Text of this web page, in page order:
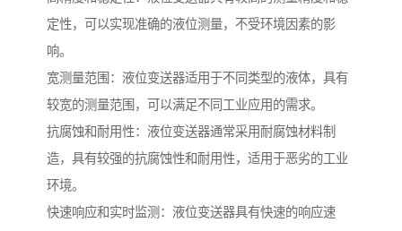
定性，可以实现准确的液位测量，不受环境因素的影
响。
宽测量范围：液位变送器适用于不同类型的液体，具有
较宽的测量范围，可以满足不同工业应用的需求。
抗腐蚀和耐用性：液位变送器通常采用耐腐蚀材料制
造，具有较强的抗腐蚀性和耐用性，适用于恶劣的工业
环境。
快速响应和实时监测：液位变送器具有快速的响应速